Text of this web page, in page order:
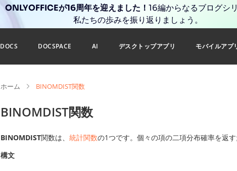
ONLYOFFICEが16周年を迎えました！ 16編からなるブログシリ
私たちの歩みを振り返りましょう。
DOCS DOCSPACE AI デスクトップアプリ モバイルアプ
ホーム BINOMDIST関数
BINOMDIST関数
BINOMDIST関数は、 統計関数の1つです。個々の項の二項分布確率を返す
構文